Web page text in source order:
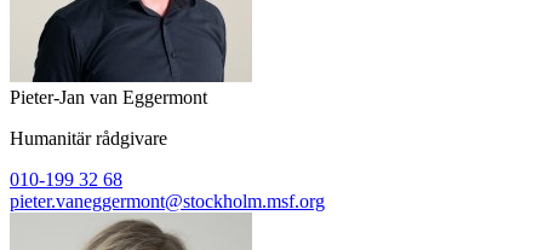
Pieter-Jan van Eggermont
Humanitär rådgivare
010-199 32 68
pieter.vaneggermont@stockholm.msf.org